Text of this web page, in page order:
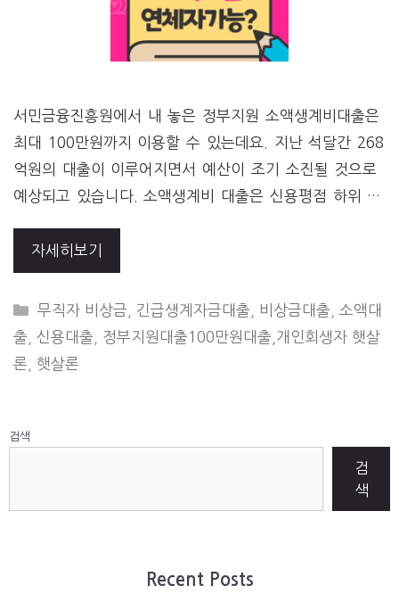
서민금융진흥원에서 내 놓은 정부지원 소액생계비대출은
최대 100만원까지 이용할 수 있는데요. 지난 석달간 268
억원의 대출이 이루어지면서 예산이 조기 소진될 것으로
예상되고 있습니다. 소액생계비 대출은 신용평점 하위 …
자세히보기
CATEGORIES
무직자 비상금 긴급생계자금대출 비상금대출
소액대
출
신용대출
정부지원대출100만원대출,개인회생자 햇살
론
햇살론
검색
검
색
Recent Posts